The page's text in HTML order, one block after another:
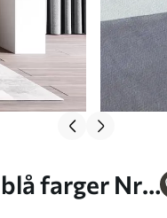
farger Nr.